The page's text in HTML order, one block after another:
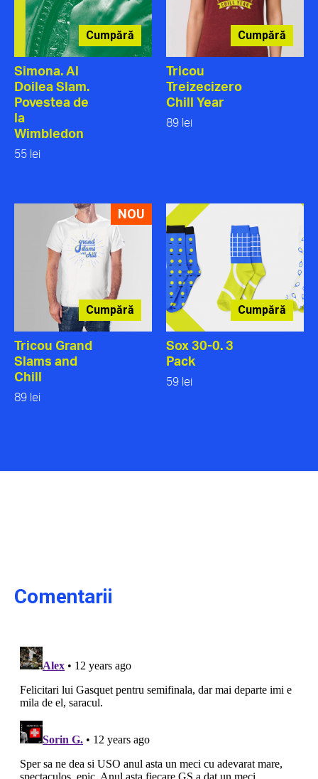
Cumpără
Simona. Al
Doilea Slam.
Povestea de
la
Wimbledon
55 lei
Cumpără
Tricou
Treizecizero
Chill Year
89 lei
NOU
Cumpără
Tricou Grand
Slams and
Chill
89 lei
Cumpără
Sox 30-0. 3
Pack
59 lei
Comentarii